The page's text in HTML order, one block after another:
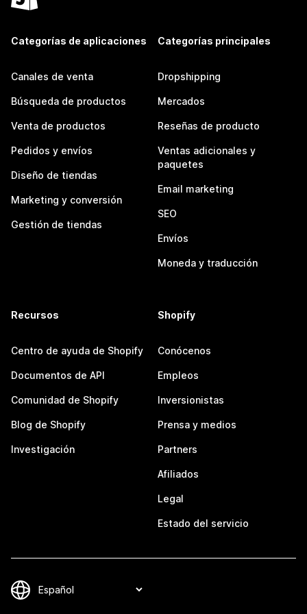
Categorías de aplicaciones
Canales de venta
Búsqueda de productos
Venta de productos
Pedidos y envíos
Diseño de tiendas
Marketing y conversión
Gestión de tiendas
Categorías principales
Dropshipping
Mercados
Reseñas de producto
Ventas adicionales y
paquetes
Email marketing
SEO
Envíos
Moneda y traducción
Recursos
Centro de ayuda de Shopify
Documentos de API
Comunidad de Shopify
Blog de Shopify
Investigación
Shopify
Conócenos
Empleos
Inversionistas
Prensa y medios
Partners
Afiliados
Legal
Estado del servicio